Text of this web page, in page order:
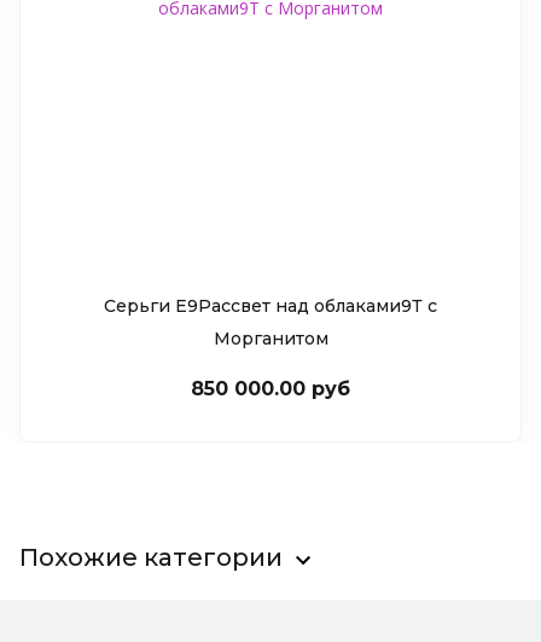
Серьги Е9Рассвет над облаками9Т c
Морганитом
850 000.00 руб
Похожие категории